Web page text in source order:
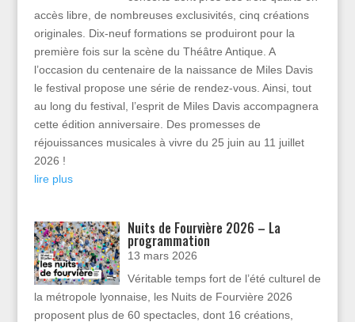
accès libre, de nombreuses exclusivités, cinq créations
originales. Dix-neuf formations se produiront pour la
première fois sur la scène du Théâtre Antique. A
l’occasion du centenaire de la naissance de Miles Davis
le festival propose une série de rendez-vous. Ainsi, tout
au long du festival, l’esprit de Miles Davis accompagnera
cette édition anniversaire. Des promesses de
réjouissances musicales à vivre du 25 juin au 11 juillet
2026 !
lire plus
Nuits de Fourvière 2026 – La
programmation
13 mars 2026
Véritable temps fort de l’été culturel de
la métropole lyonnaise, les Nuits de Fourvière 2026
proposent plus de 60 spectacles, dont 16 créations,